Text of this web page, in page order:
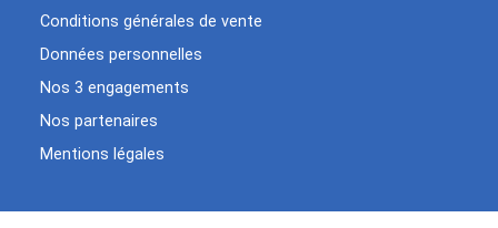
Conditions générales de vente
Données personnelles
Nos 3 engagements
Nos partenaires
Mentions légales